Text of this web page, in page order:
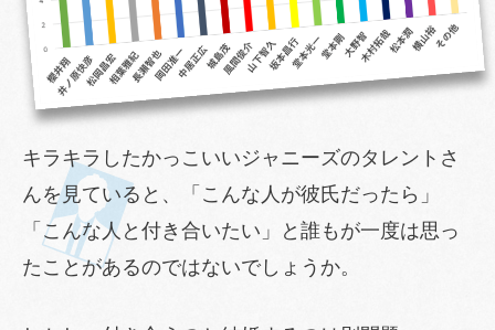
キラキラしたかっこいいジャニーズのタレントさ
んを見ていると、「こんな人が彼氏だったら」
「こんな人と付き合いたい」と誰もが一度は思っ
たことがあるのではないでしょうか。